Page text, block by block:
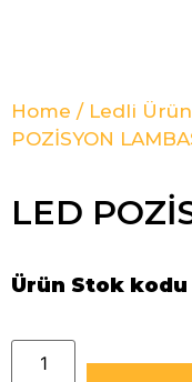
Home / Ledli
POZİSYON
LED
Ürün Stok kodu